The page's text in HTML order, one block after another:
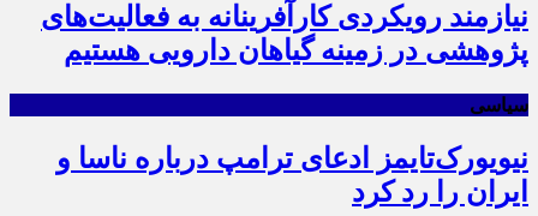
نیازمند رویکردی کارآفرینانه به فعالیت‌های
پژوهشی در زمینه گیاهان دارویی هستیم
سیاسی
نیویورک‌تایمز ادعای ترامپ درباره ناسا و
ایران را رد کرد